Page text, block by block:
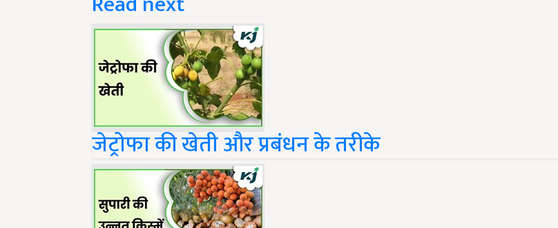
जेट्रोफा की खेती और प्रबंधन के तरीके